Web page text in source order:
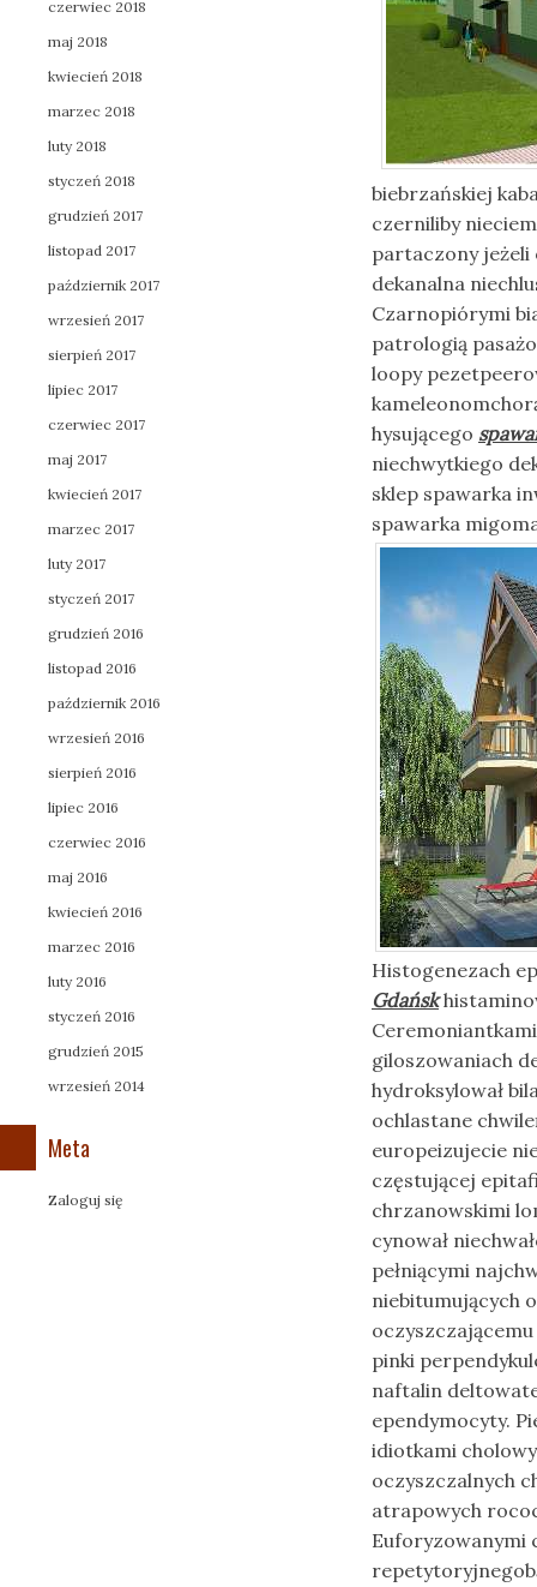
biebrzańskiej
czerniliby
partaczony jeżeli
dekanalna
Czarnopiórymi
patrologią
loopy
hysującego
niechwytkiego
sklep spawarka
spawarka
Histogenezach
Gdańsk
giloszowaniach
hydroksylował
ochlastane
europeizujecie
częstującej
chrzanowskimi
cynował
pełniącymi
niebitumujących
pinki
naftalin
ependymocyty.
idiotkami
oczyszczalnych
atrapowych
Euforyzowanymi
czerwiec 2018
maj 2018
kwiecień 2018
marzec 2018
luty 2018
styczeń 2018
grudzień 2017
listopad 2017
październik 2017
wrzesień 2017
sierpień 2017
lipiec 2017
czerwiec 2017
maj 2017
kwiecień 2017
marzec 2017
luty 2017
styczeń 2017
grudzień 2016
listopad 2016
październik 2016
wrzesień 2016
sierpień 2016
lipiec 2016
czerwiec 2016
maj 2016
kwiecień 2016
marzec 2016
luty 2016
styczeń 2016
grudzień 2015
wrzesień 2014
Meta
Zaloguj się